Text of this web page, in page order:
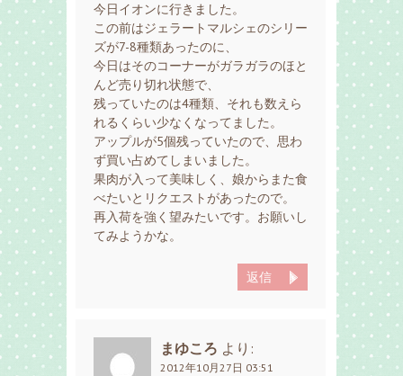
今日イオンに行きました。
この前はジェラートマルシェのシリー
ズが7-8種類あったのに、
今日はそのコーナーがガラガラのほと
んど売り切れ状態で、
残っていたのは4種類、それも数えら
れるくらい少なくなってました。
アップルが5個残っていたので、思わ
ず買い占めてしまいました。
果肉が入って美味しく、娘からまた食
べたいとリクエストがあったので。
再入荷を強く望みたいです。お願いし
てみようかな。
返信
まゆころ より:
2012年10月27日 03:51